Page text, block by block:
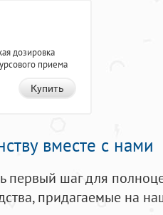
дозировка
приема
Купить
вместе с нами
первый шаг для
придагаемые на